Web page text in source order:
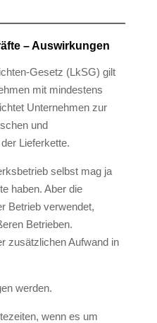
– Auswirkungen
Gesetz (LkSG) gilt
mit mindestens
Unternehmen zur
und
Lieferkette.
selbst mag ja
haben. Aber die
Betrieb verwendet,
Betrieben.
zusätzlichen Aufwand in
werden.
wenn es um